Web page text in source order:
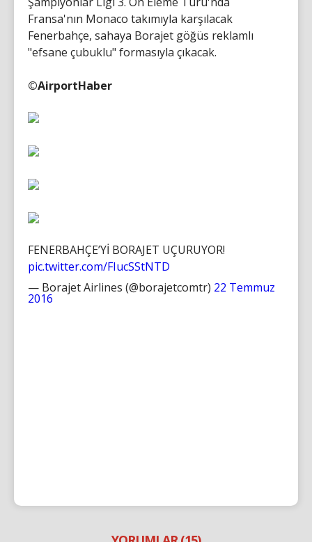
Fransa'nın Monaco takımıyla karşılacak
Fenerbahçe, sahaya Borajet göğüs reklamlı
"efsane çubuklu" formasıyla çıkacak.
©AirportHaber
FENERBAHÇE’Yİ BORAJET UÇURUYOR!
pic.twitter.com/FIucSStNTD
— Borajet Airlines (@borajetcomtr) 22 Temmuz
2016